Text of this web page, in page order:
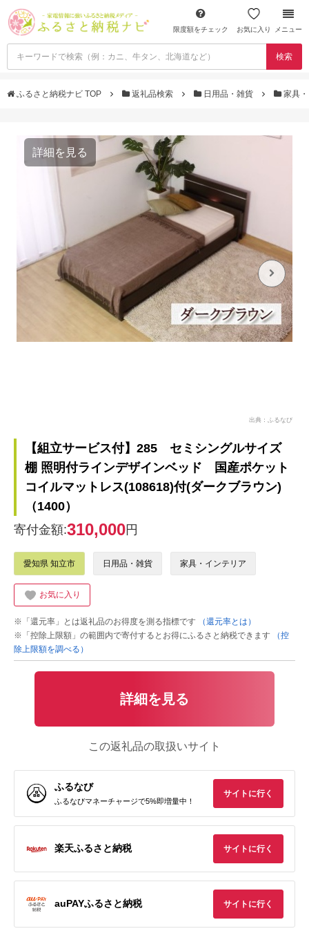
限度額をチェック お気に入り メニュー
検索
ふるさと納税ナビ TOP 返礼品検索 日用品・雑貨 家具
詳細を見る
出典：ふるなび
【組立サービス付】285 セミシングルサイズ
棚 照明付ラインデザインベッド 国産ポケット
コイルマットレス(108618)付(ダークブラウン)
（1400）
寄付金額:310,000円
愛知県 知立市 日用品・雑貨 家具・インテリア
お気に入り
※「還元率」とは返礼品のお得度を測る指標です
（還元率とは）
※「控除上限額」の範囲内で寄付するとお得にふるさと納税できます
（控
除上限額を調べる）
詳細を見る
この返礼品の取扱いサイト
ふるなび
ふるなびマネーチャージで5%即増量中！
サイトに行く
楽天ふるさと納税 サイトに行く
auPAYふるさと納税 サイトに行く